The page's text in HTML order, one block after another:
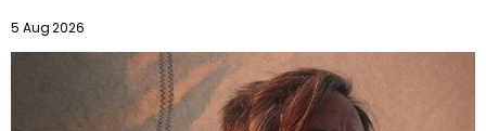
5 Aug 2026